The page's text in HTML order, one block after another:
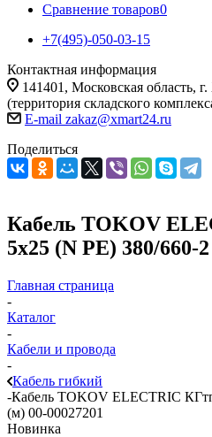
Сравнение товаров0
+7(495)-050-03-15
Контактная информация
141401, Московская область,
(территория складского
E-mail zakaz@xmart24.ru
Поделиться
Кабель TOKOV
5х25 (N PE) 380/660-
Главная страница
-
Каталог
-
Кабели и провода
-
Кабель гибкий
-Кабель TOKOV ELECTRIC
(м) 00-00027201
Новинка